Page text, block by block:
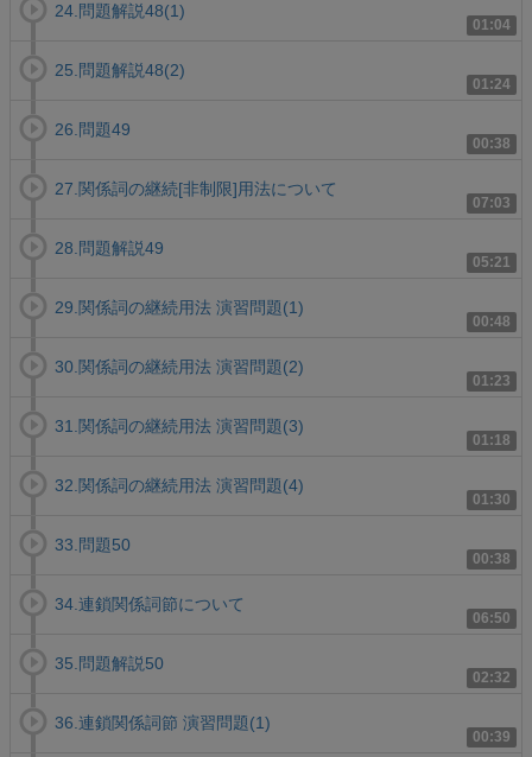
01:04
24.問題解説48(1)
01:24
25.問題解説48(2)
00:38
26.問題49
07:03
27.関係詞の継続[非制限]用法について
05:21
28.問題解説49
00:48
29.関係詞の継続用法 演習問題(1)
01:23
30.関係詞の継続用法 演習問題(2)
01:18
31.関係詞の継続用法 演習問題(3)
01:30
32.関係詞の継続用法 演習問題(4)
00:38
33.問題50
06:50
34.連鎖関係詞節について
02:32
35.問題解説50
00:39
36.連鎖関係詞節 演習問題(1)